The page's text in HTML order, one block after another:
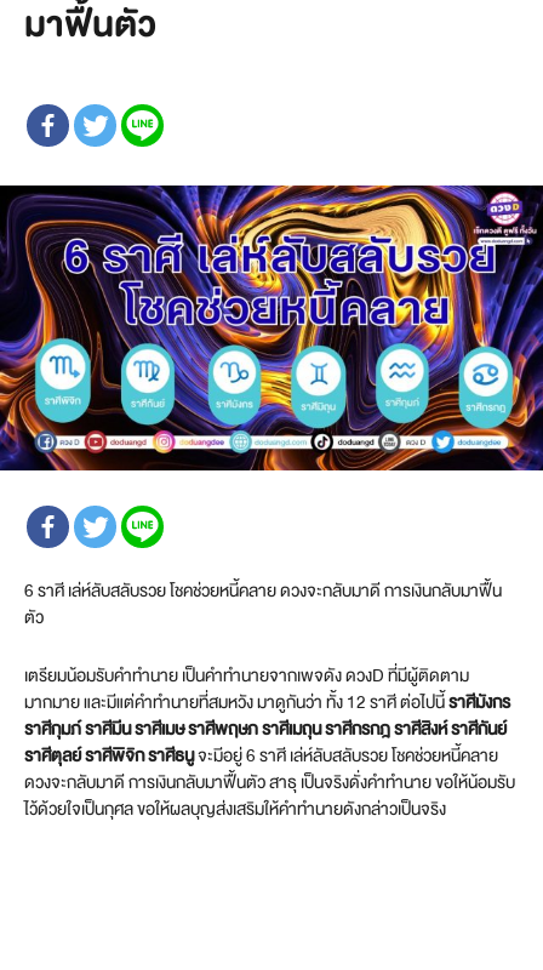
มาฟื้นตัว
6 ราศี เล่ห์ลับสลับรวย โชคช่วยหนี้คลาย ดวงจะกลับมาดี การเงินกลับมาฟื้น
ตัว
เตรียมน้อมรับคำทำนาย เป็นคำทำนายจากเพจดัง ดวงD ที่มีผู้ติดตาม
มากมาย และมีแต่คำทำนายที่สมหวัง มาดูกันว่า ทั้ง 12 ราศี ต่อไปนี้ราศีมังกร
ราศีกุมภ์ ราศีมีน ราศีเมษ ราศีพฤษภ ราศีเมถุน ราศีกรกฎ ราศีสิงห์ ราศีกันย์
ราศีตุลย์ ราศีพิจิก ราศีธนูจะมีอยู่ 6 ราศี เล่ห์ลับสลับรวย โชคช่วยหนี้คลาย
ดวงจะกลับมาดี การเงินกลับมาฟื้นตัว สาธุ เป็นจริงดั่งคำทำนาย ขอให้น้อมรับ
ไว้ด้วยใจเป็นกุศล ขอให้ผลบุญส่งเสริมให้คำทำนายดังกล่าวเป็นจริง